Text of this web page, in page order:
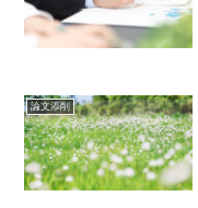
論文添削